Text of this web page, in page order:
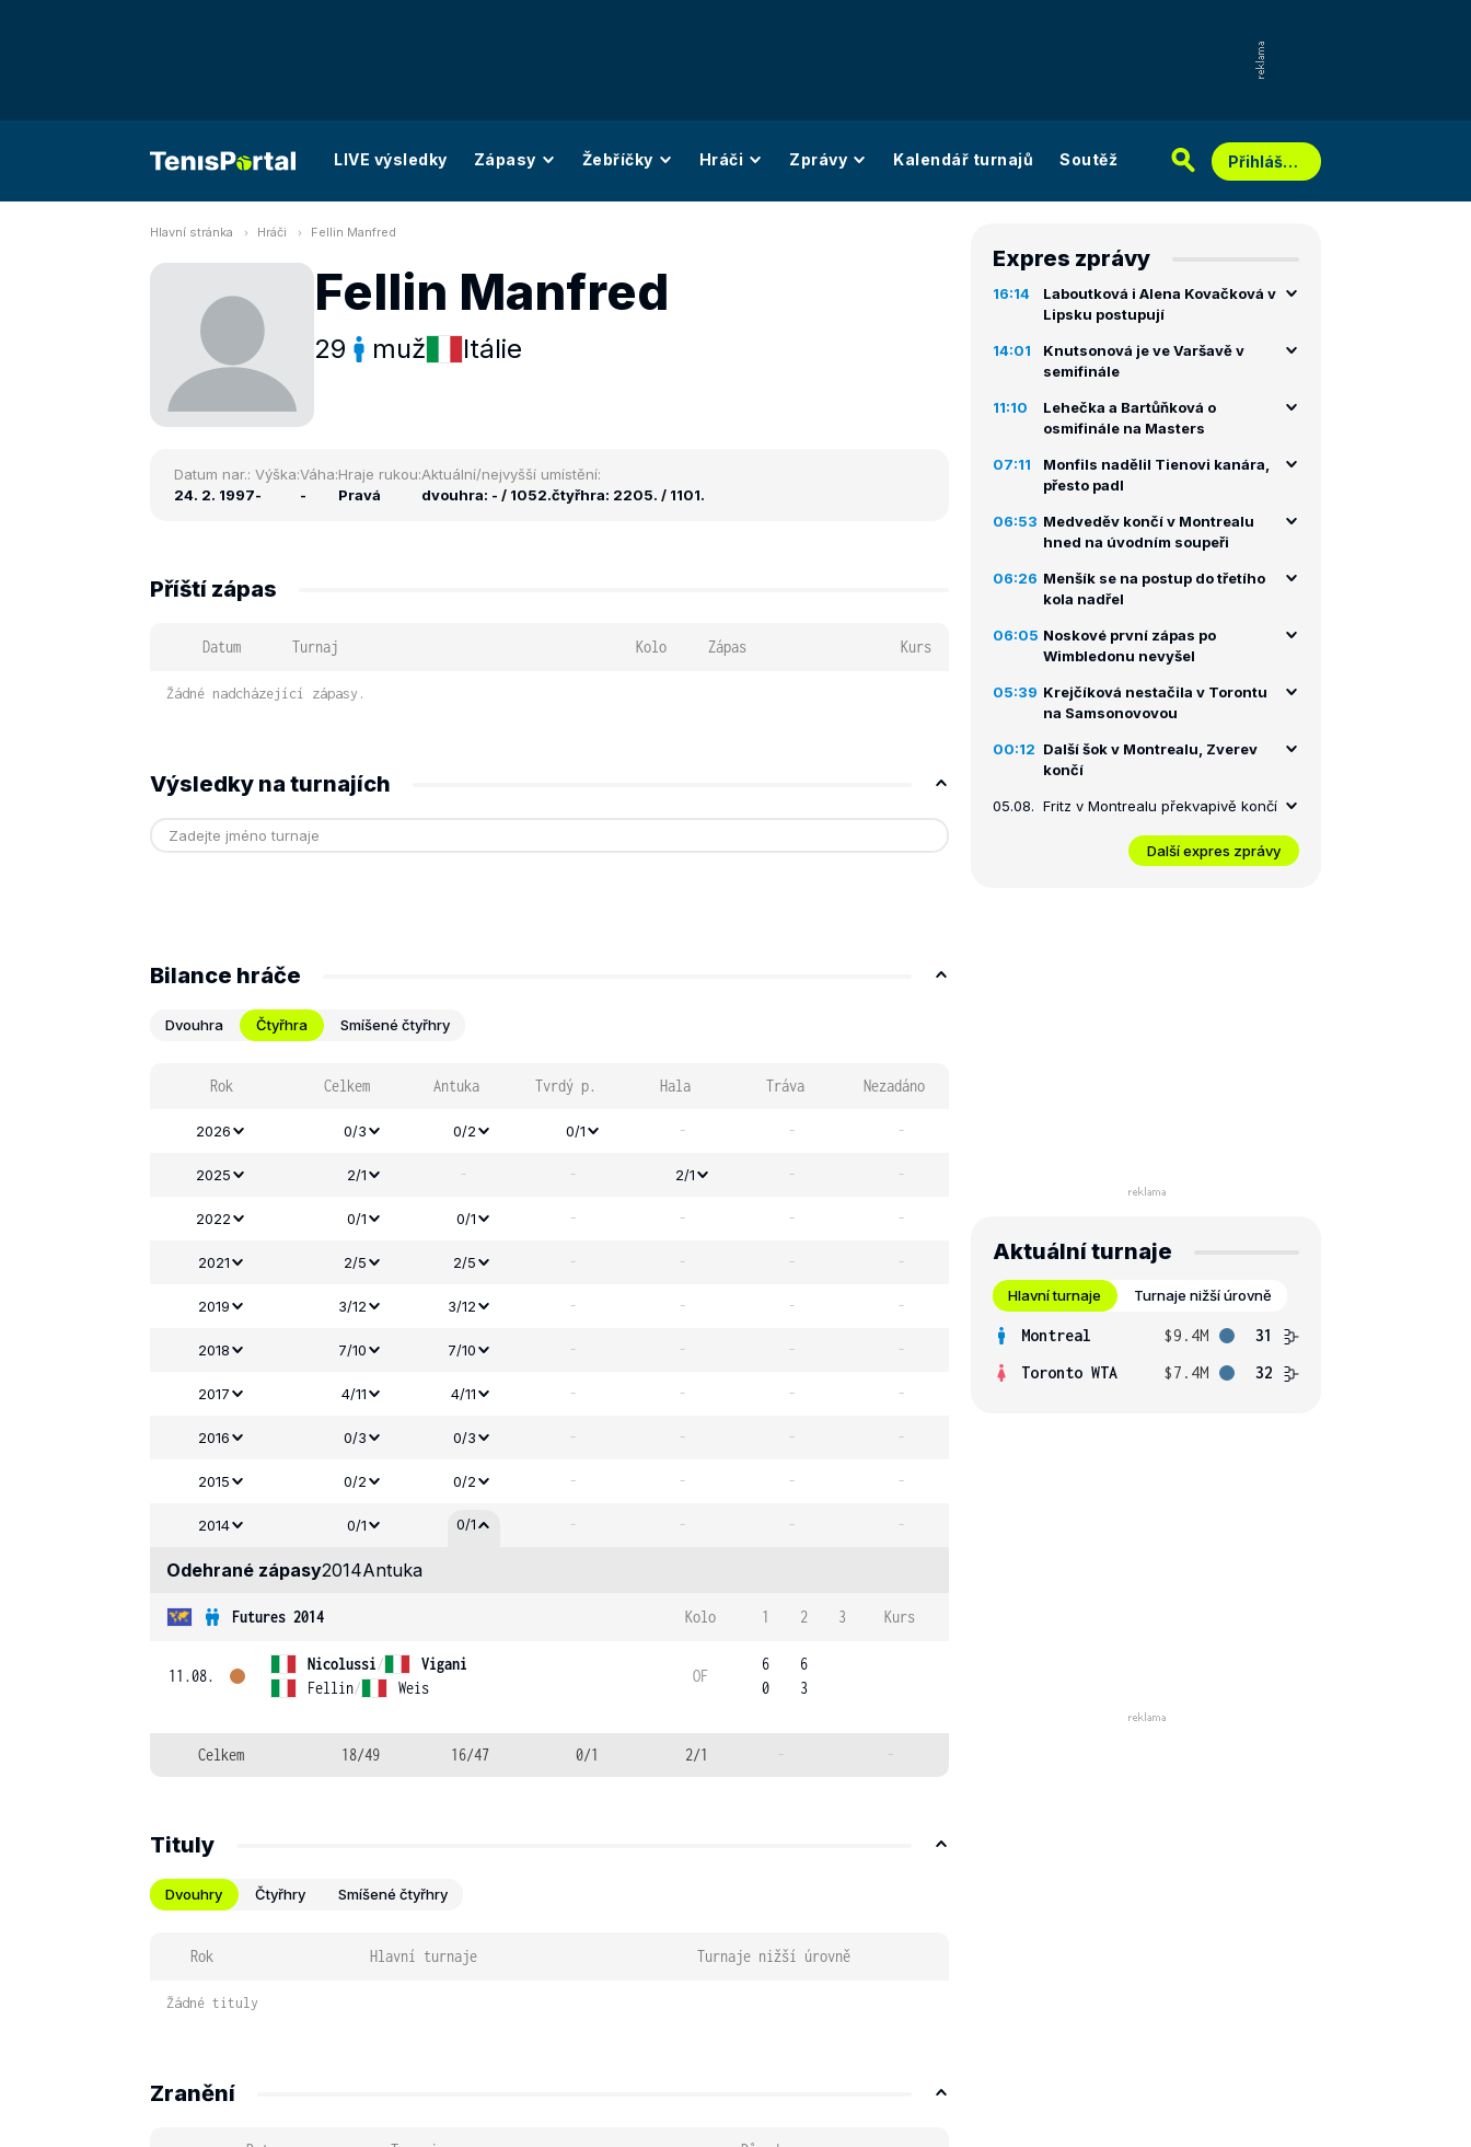
LIVE výsledky Zápasy Žebříčky Hráči Zprávy Kalendář turnajů Soutěž Přihlášení
Hlavní stránka Hráči Fellin Manfred
Fellin Manfred
29 muž Itálie
Datum nar.:
24. 2. 1997
Výška:
-
Váha:
-
Hraje rukou:
Pravá
Aktuální/nejvyšší umístění:
dvouhra: - / 1052.čtyřhra: 2205. / 1101.
Příští zápas
Datum Turnaj Kolo Zápas Kurs
Žádné nadcházející zápasy.
Výsledky na turnajích
Bilance hráče
Dvouhra Čtyřhra Smíšené čtyřhry
Rok Celkem Antuka Tvrdý p. Hala Tráva Nezadáno
2026 0/3 0/2 0/1 - - -
2025 2/1 - - 2/1 - -
2022 0/1 0/1 - - - -
2021 2/5 2/5 - - - -
2019 3/12 3/12 - - - -
2018 7/10 7/10 - - - -
2017 4/11 4/11 - - - -
2016 0/3 0/3 - - - -
2015 0/2 0/2 - - - -
2014 0/1 0/1 - - - -
Odehrané zápasy2014Antuka
Futures 2014 Kolo 1 2 3 Kurs
11.08.
Nicolussi/
Vigani
Fellin/ Weis
OF
6
0
6
3
Celkem 18/49 16/47 0/1 2/1 - -
Tituly
Dvouhry Čtyřhry Smíšené čtyřhry
Rok Hlavní turnaje Turnaje nižší úrovně
Žádné tituly
Zranění
Expres zprávy
16:14
Laboutková i Alena Kovačková v
Lipsku postupují
14:01
Knutsonová je ve Varšavě v
semifinále
11:10
Lehečka a Bartůňková o
osmifinále na Masters
07:11
Monfils nadělil Tienovi kanára,
přesto padl
06:53 Medveděv končí v Montrealu
hned na úvodním soupeři
06:26 Menšík se na postup do třetího
kola nadřel
06:05 Noskové první zápas po
Wimbledonu nevyšel
05:39 Krejčíková nestačila v Torontu
na Samsonovovou
00:12 Další šok v Montrealu, Zverev
končí
05.08. Fritz v Montrealu překvapivě končí
Další expres zprávy
Aktuální turnaje
Hlavní turnaje Turnaje nižší úrovně
Montreal $9.4M
31
Toronto WTA
$7.4M 32